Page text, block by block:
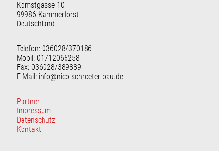
Komstgasse 10
99986 Kammerforst
Deutschland
Telefon: 036028/370186
Mobil: 01712066258
Fax: 036028/389889
E-Mail: info@nico-schroeter-bau.de
Partner
Impressum
Datenschutz
Kontakt